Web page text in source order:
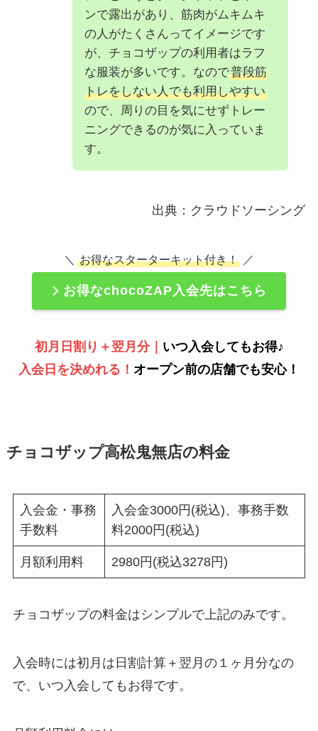
ンで露出があり、筋肉がムキムキ
の人がたくさんってイメージです
が、チョコザップの利用者はラフ
な服装が多いです。なので普段筋
トレをしない人でも利用しやすい
ので、周りの目を気にせずトレー
ニングできるのが気に入っていま
す。
出典：クラウドソーシング
＼ お得なスターターキット付き！ ／
お得なchocoZAP入会先はこちら
初月日割り＋翌月分｜ いつ入会してもお得♪
入会日を決めれる！ オープン前の店舗でも安心！
チョコザップ高松鬼無店の料金
入会金・事務
手数料
入会金3000円(税込)、事務手数
料2000円(税込)
月額利用料 2980円(税込3278円)
チョコザップの料金はシンプルで上記のみです。
入会時には初月は日割計算＋翌月の１ヶ月分なの
で、いつ入会してもお得です。